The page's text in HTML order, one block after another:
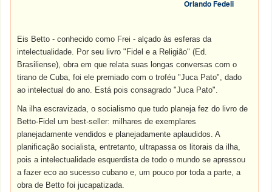
Orlando Fedeli
Eis Betto - conhecido como Frei - alçado às esferas da
intelectualidade. Por seu livro "Fidel e a Religião" (Ed.
Brasiliense), obra em que relata suas longas conversas com o
tirano de Cuba, foi ele premiado com o troféu "Juca Pato", dado
ao intelectual do ano. Está pois consagrado "Juca Pato".
Na ilha escravizada, o socialismo que tudo planeja fez do livro de
Betto-Fidel um best-seller: milhares de exemplares
planejadamente vendidos e planejadamente aplaudidos. A
planificação socialista, entretanto, ultrapassa os litorais da ilha,
pois a intelectualidade esquerdista de todo o mundo se apressou
a fazer eco ao sucesso cubano e, um pouco por toda a parte, a
obra de Betto foi jucapatizada.